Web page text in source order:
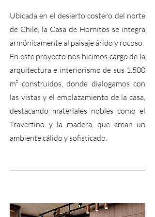
Ubicada en el desierto costero del norte
de Chile, la Casa de Hornitos se integra
armónicamente al paisaje árido y rocoso.
En este proyecto nos hicimos cargo de la
arquitectura e interiorismo de sus 1.500
m² construidos, donde dialogamos con
las vistas y el emplazamiento de la casa,
destacando materiales nobles como el
Travertino y la madera, que crean un
ambiente cálido y sofisticado.